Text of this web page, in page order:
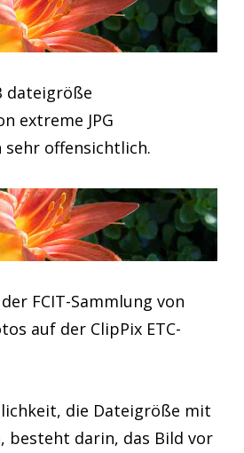
dateigröße
extreme JPG
offensichtlich.
FCIT-Sammlung von
auf der ClipPix ETC-
die Dateigröße mit
besteht darin, das Bild vor